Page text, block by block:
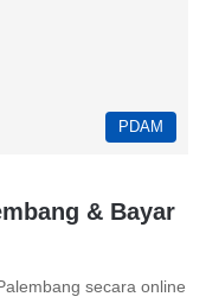
PDAM
& Bayar
secara online